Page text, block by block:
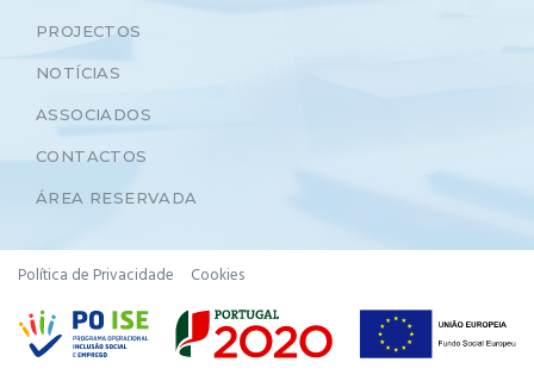
PROJECTOS
NOTÍCIAS
ASSOCIADOS
CONTACTOS
ÁREA RESERVADA
Política de Privacidade Cookies